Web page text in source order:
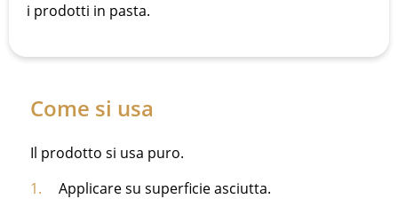
i prodotti in pasta.
Come si usa
Il prodotto si usa puro.
Applicare su superficie asciutta.